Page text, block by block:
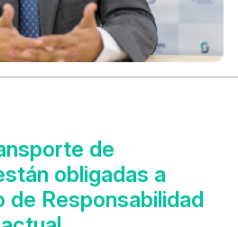
de
obligadas a
de Responsabilidad